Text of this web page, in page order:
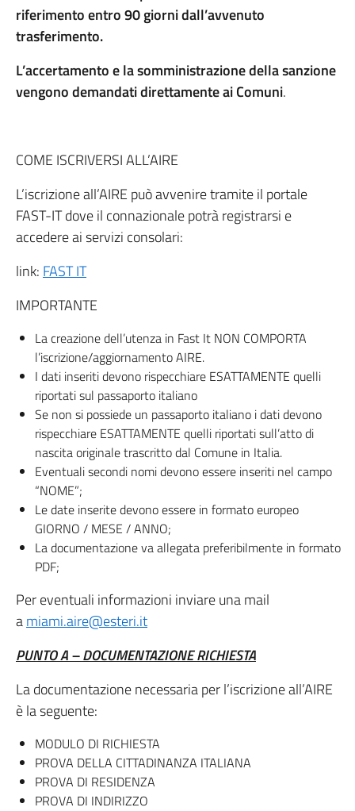
riferimento entro 90 giorni dall’avvenuto
trasferimento.
L’accertamento e la somministrazione della sanzione
vengono demandati direttamente ai Comuni.
COME ISCRIVERSI ALL’AIRE
L’iscrizione all’AIRE può avvenire tramite il portale
FAST-IT dove il connazionale potrà registrarsi e
accedere ai servizi consolari:
link: FAST IT
IMPORTANTE
La creazione dell’utenza in Fast It NON COMPORTA
l’iscrizione/aggiornamento AIRE.
I dati inseriti devono rispecchiare ESATTAMENTE quelli
riportati sul passaporto italiano
Se non si possiede un passaporto italiano i dati devono
rispecchiare ESATTAMENTE quelli riportati sull’atto di
nascita originale trascritto dal Comune in Italia.
Eventuali secondi nomi devono essere inseriti nel campo
“NOME”;
Le date inserite devono essere in formato europeo
GIORNO / MESE / ANNO;
La documentazione va allegata preferibilmente in formato
PDF;
Per eventuali informazioni inviare una mail
amiami.aire@esteri.it
PUNTO A – DOCUMENTAZIONE RICHIESTA
La documentazione necessaria per l’iscrizione all’AIRE
è la seguente:
MODULO DI RICHIESTA
PROVA DELLA CITTADINANZA ITALIANA
PROVA DI RESIDENZA
PROVA DI INDIRIZZO